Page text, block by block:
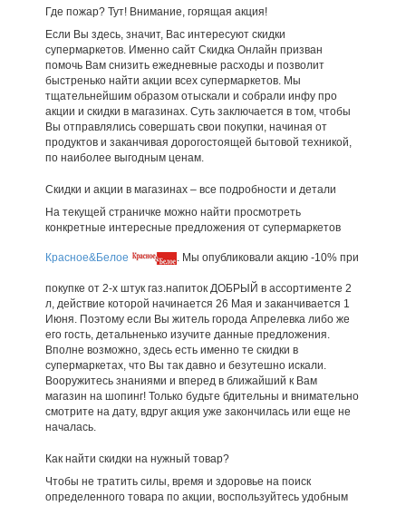
Где пожар? Тут! Внимание, горящая акция!
Если Вы здесь, значит, Вас интересуют скидки
супермаркетов. Именно сайт Скидка Онлайн призван
помочь Вам снизить ежедневные расходы и позволит
быстренько найти акции всех супермаркетов. Мы
тщательнейшим образом отыскали и собрали инфу про
акции и скидки в магазинах. Суть заключается в том, чтобы
Вы отправлялись совершать свои покупки, начиная от
продуктов и заканчивая дорогостоящей бытовой техникой,
по наиболее выгодным ценам.
Скидки и акции в магазинах – все подробности и детали
На текущей страничке можно найти просмотреть
конкретные интересные предложения от супермаркетов
Красное&Белое . Мы опубликовали акцию -10% при
покупке от 2-х штук газ.напиток ДОБРЫЙ в ассортименте 2
л, действие которой начинается 26 Мая и заканчивается 1
Июня. Поэтому если Вы житель города Апрелевка либо же
его гость, детальненько изучите данные предложения.
Вполне возможно, здесь есть именно те скидки в
супермаркетах, что Вы так давно и безутешно искали.
Вооружитесь знаниями и вперед в ближайший к Вам
магазин на шопинг! Только будьте бдительны и внимательно
смотрите на дату, вдруг акция уже закончилась или еще не
началась.
Как найти скидки на нужный товар?
Чтобы не тратить силы, время и здоровье на поиск
определенного товара по акции, воспользуйтесь удобным